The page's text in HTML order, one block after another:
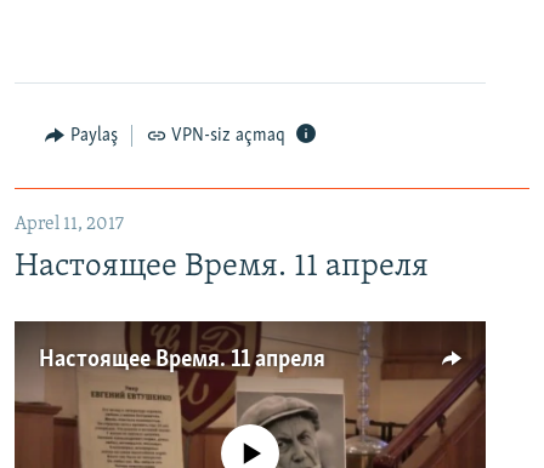
Paylaş VPN-siz açmaq
Aprel 11, 2017
Настоящее Время. 11 апреля
Настоящее Время. 11 апреля
No media source currently available